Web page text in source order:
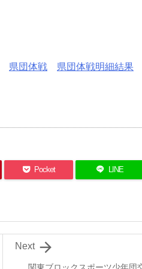
県団体戦 県団体戦明細結果
Pocket LINE

Next